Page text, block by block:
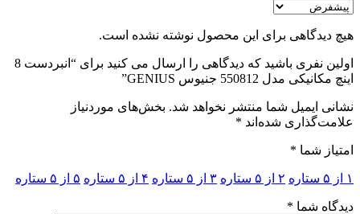
هیچ دیدگاهی برای این محصول نوشته نشده است.
اولین نفری باشید که دیدگاهی را ارسال می کنید برای “انبردست 8
اینچ مکانیکی مدل 550812 جنیوس GENIUS”
نشانی ایمیل شما منتشر نخواهد شد. بخش‌های موردنیاز
علامت‌گذاری شده‌اند *
امتیاز شما *
۱ از ۵ ستاره ۲ از ۵ ستاره ۳ از ۵ ستاره ۴ از ۵ ستاره ۵ از ۵ ستاره
دیدگاه شما *